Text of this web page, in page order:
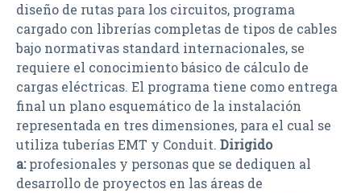
diseño de rutas para los circuitos, programa
cargado con librerías completas de tipos de cables
bajo normativas standard internacionales, se
requiere el conocimiento básico de cálculo de
cargas eléctricas. El programa tiene como entrega
final un plano esquemático de la instalación
representada en tres dimensiones, para el cual se
utiliza tuberías EMT y Conduit. Dirigido
a:profesionales y personas que se dediquen al
desarrollo de proyectos en las áreas de